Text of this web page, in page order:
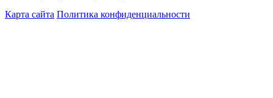
Карта сайта Политика конфиденциальности